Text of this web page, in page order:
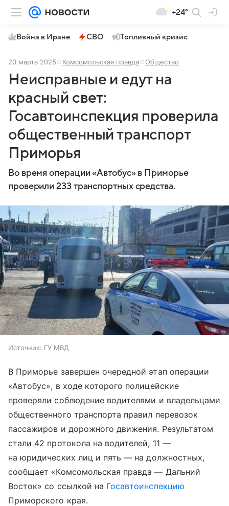
+24°
Война в Иране СВО Топливный кризис
20 марта 2025 Комсомольская правда Общество
Неисправные и едут на
красный свет:
Госавтоинспекция проверила
общественный транспорт
Приморья
Во время операции «Автобус» в Приморье
проверили 233 транспортных средства.
Источник: ГУ МВД
В Приморье завершен очередной этап операции
«Автобус», в ходе которого полицейские
проверяли соблюдение водителями и владельцами
общественного транспорта правил перевозок
пассажиров и дорожного движения. Результатом
стали 42 протокола на водителей, 11 —
на юридических лиц и пять — на должностных,
сообщает «Комсомольская правда — Дальний
Восток» со ссылкой на Госавтоинспекцию
Приморского края.